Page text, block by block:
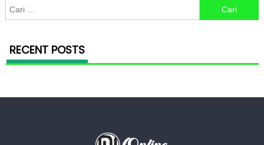
Cari untuk:
RECENT POSTS